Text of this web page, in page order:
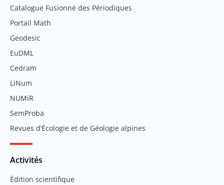
Catalogue Fusionné des Périodiques
Portail Math
Geodesic
EuDML
Cedram
LiNum
NUMiR
SemProba
Revues d’Écologie et de Géologie alpines
Activités
Édition scientifique